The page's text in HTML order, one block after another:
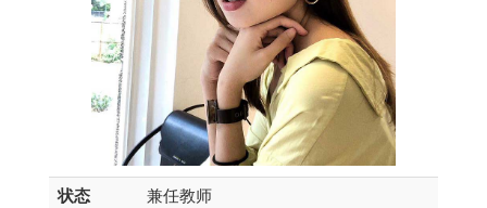
状态
兼任教师